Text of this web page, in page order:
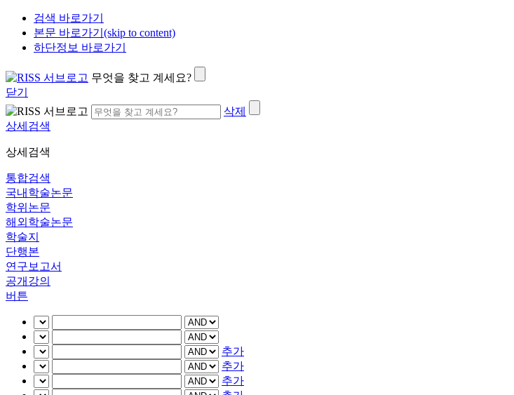
검색 바로가기
본문 바로가기(skip to content)
하단정보 바로가기
무엇을 찾고 계세요?
닫기
삭제
상세검색
상세검색
통합검색
국내학술논문
학위논문
해외학술논문
학술지
단행본
연구보고서
공개강의
버튼
추가
추가
추가